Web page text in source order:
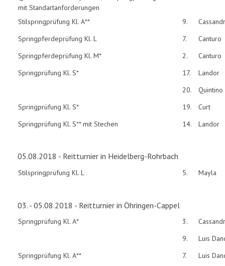
mit Standartanforderungen
Stilspringprüfung Kl. A** 9.
Springpferdeprüfung Kl. L
7.
Canturo
Springpferdeprüfung Kl. M*
2.
Canturo
Springprüfung Kl. S*
17.
Landor
20.
Quintino
Springprüfung Kl. S*
19.
Curt
Springprüfung Kl. S** mit Stechen
14. Landor
05.08.2018 - Reitturnier in Heidelberg-Rohrbach
Stilspringprüfung Kl. L 5. Mayla
03. - 05.08.2018 - Reitturnier in Öhringen-Cappel
Springprüfung Kl. A* 3.
9.
Luis
Springprüfung Kl. A**
7.
Luis